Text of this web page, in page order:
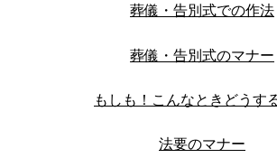
葬儀・告別式での作法
葬儀・告別式のマナー
もしも！こんなときどうす
法要のマナー